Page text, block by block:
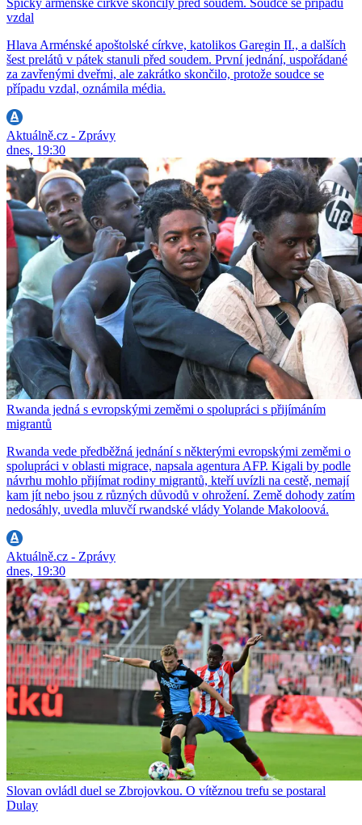
vzdal
Hlava Arménské apoštolské církve, katolikos Garegin II., a dalších
šest prelátů v pátek stanuli před soudem. První jednání, uspořádané
za zavřenými dveřmi, ale zakrátko skončilo, protože soudce se
případu vzdal, oznámila média.
Aktuálně.cz - Zprávy
dnes, 19:30
Rwanda jedná s evropskými zeměmi o spolupráci s přijímáním
migrantů
Rwanda vede předběžná jednání s některými evropskými zeměmi o
spolupráci v oblasti migrace, napsala agentura AFP. Kigali by podle
návrhu mohlo přijímat rodiny migrantů, kteří uvízli na cestě, nemají
kam jít nebo jsou z různých důvodů v ohrožení. Země dohody zatím
nedosáhly, uvedla mluvčí rwandské vlády Yolande Makoloová.
Aktuálně.cz - Zprávy
dnes, 19:30
Slovan ovládl duel se Zbrojovkou. O vítěznou trefu se postaral
Dulay